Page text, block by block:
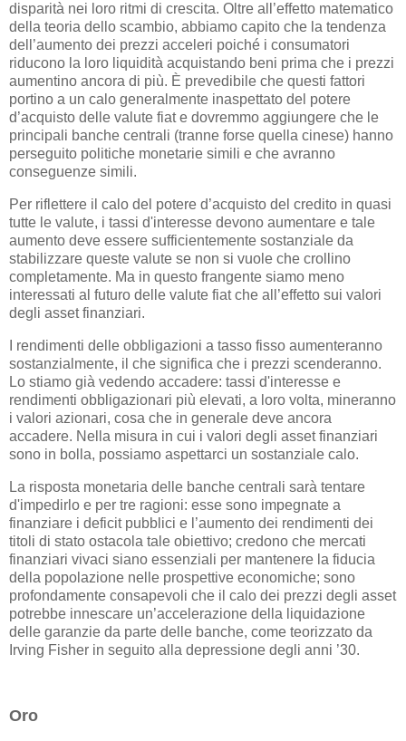
disparità nei loro ritmi di crescita. Oltre all’effetto matematico
della teoria dello scambio, abbiamo capito che la tendenza
dell’aumento dei prezzi acceleri poiché i consumatori
riducono la loro liquidità acquistando beni prima che i prezzi
aumentino ancora di più. È prevedibile che questi fattori
portino a un calo generalmente inaspettato del potere
d’acquisto delle valute fiat e dovremmo aggiungere che le
principali banche centrali (tranne forse quella cinese) hanno
perseguito politiche monetarie simili e che avranno
conseguenze simili.
Per riflettere il calo del potere d’acquisto del credito in quasi
tutte le valute, i tassi d'interesse devono aumentare e tale
aumento deve essere sufficientemente sostanziale da
stabilizzare queste valute se non si vuole che crollino
completamente. Ma in questo frangente siamo meno
interessati al futuro delle valute fiat che all’effetto sui valori
degli asset finanziari.
I rendimenti delle obbligazioni a tasso fisso aumenteranno
sostanzialmente, il che significa che i prezzi scenderanno.
Lo stiamo già vedendo accadere: tassi d'interesse e
rendimenti obbligazionari più elevati, a loro volta, mineranno
i valori azionari, cosa che in generale deve ancora
accadere. Nella misura in cui i valori degli asset finanziari
sono in bolla, possiamo aspettarci un sostanziale calo.
La risposta monetaria delle banche centrali sarà tentare
d'impedirlo e per tre ragioni: esse sono impegnate a
finanziare i deficit pubblici e l’aumento dei rendimenti dei
titoli di stato ostacola tale obiettivo; credono che mercati
finanziari vivaci siano essenziali per mantenere la fiducia
della popolazione nelle prospettive economiche; sono
profondamente consapevoli che il calo dei prezzi degli asset
potrebbe innescare un’accelerazione della liquidazione
delle garanzie da parte delle banche, come teorizzato da
Irving Fisher in seguito alla depressione degli anni ’30.
Oro